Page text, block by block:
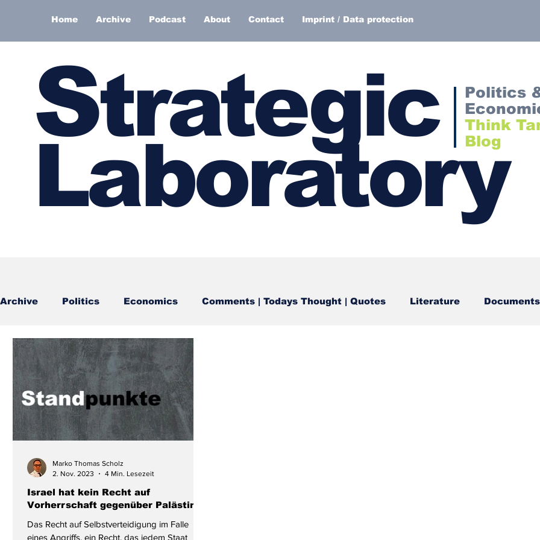
Home Archive Podcast About Contact Imprint / Data protection
Strategic
Laboratory
Politics
Think
Blog
Archive Politics Economics Comments | Todays Thought | Quotes Literature Documents
Israel hat kein Recht auf
Vorherrschaft gegenüber Palästina
Das Recht auf Selbstverteidigung im Falle
eines Angriffs, ein Recht, das jedem Staat
Marko Thomas Scholz
2. Nov. 2023
4 Min. Lesezeit